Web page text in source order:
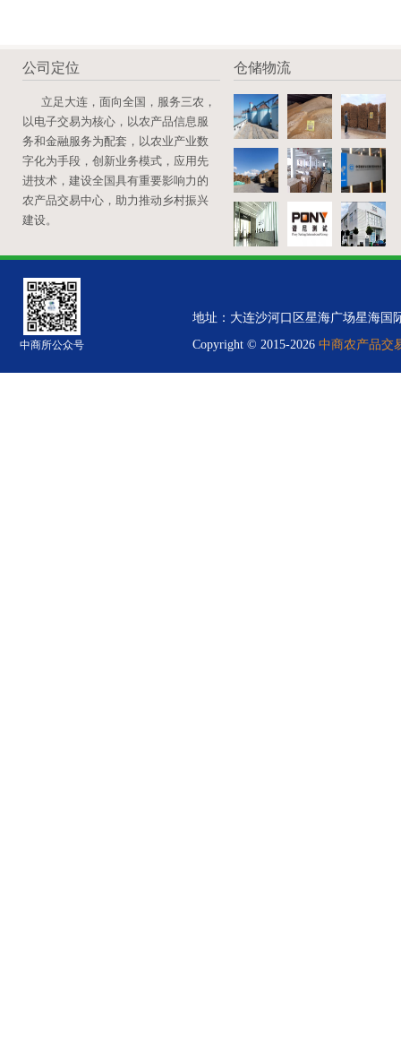
公司定位
立足大连，面向全国，服务三农，
以电子交易为核心，以农产品信息服
务和金融服务为配套，以农业产业数
字化为手段，创新业务模式，应用先
进技术，建设全国具有重要影响力的
农产品交易中心，助力推动乡村振兴
建设。
仓储物流
中商所公众号
地址：大连沙河口区星海广场星海国
Copyright © 2015-2026 中商农产品交